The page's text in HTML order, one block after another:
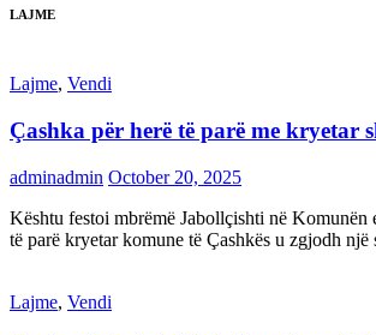
LAJME
Lajme, Vendi
Çashka për herë të parë me kryetar
adminadmin October 20, 2025
Kështu festoi mbrëmë Jabollçishti në Komunën
të parë kryetar komune të Çashkës u zgjodh
Lajme, Vendi